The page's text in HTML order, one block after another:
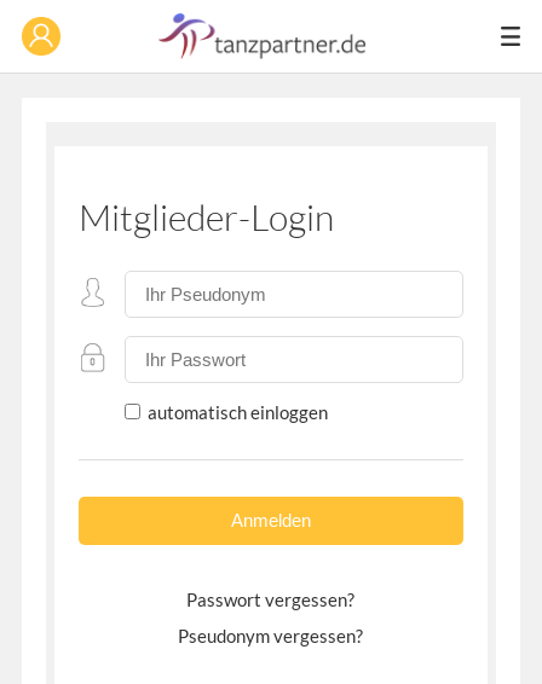
Mitglieder-Login
automatisch einloggen
Passwort vergessen?
Pseudonym vergessen?